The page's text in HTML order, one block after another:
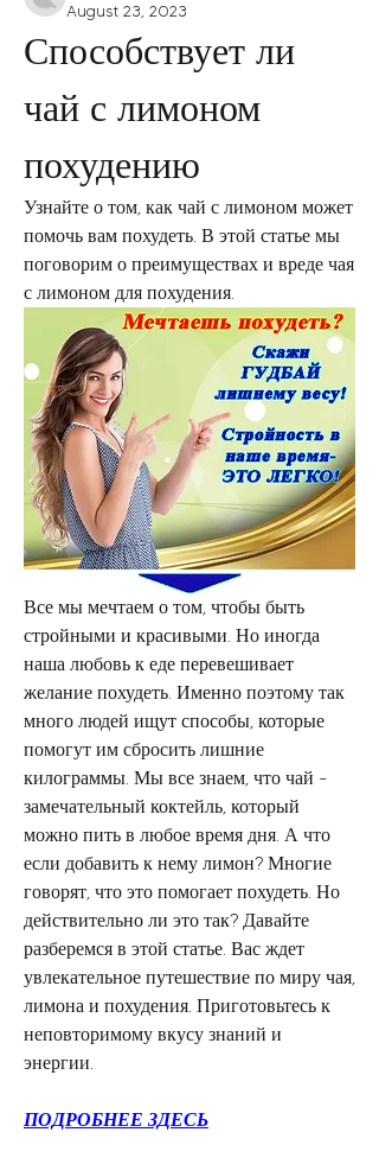
August 23, 2023
Способствует ли
чай с лимоном
похудению
Узнайте о том, как чай с лимоном может
помочь вам похудеть. В этой статье мы
поговорим о преимуществах и вреде чая
с лимоном для похудения.
Все мы мечтаем о том, чтобы быть
стройными и красивыми. Но иногда
наша любовь к еде перевешивает
желание похудеть. Именно поэтому так
много людей ищут способы, которые
помогут им сбросить лишние
килограммы. Мы все знаем, что чай -
замечательный коктейль, который
можно пить в любое время дня. А что
если добавить к нему лимон? Многие
говорят, что это помогает похудеть. Но
действительно ли это так? Давайте
разберемся в этой статье. Вас ждет
увлекательное путешествие по миру чая,
лимона и похудения. Приготовьтесь к
неповторимому вкусу знаний и
энергии.
ПОДРОБНЕЕ ЗДЕСЬ